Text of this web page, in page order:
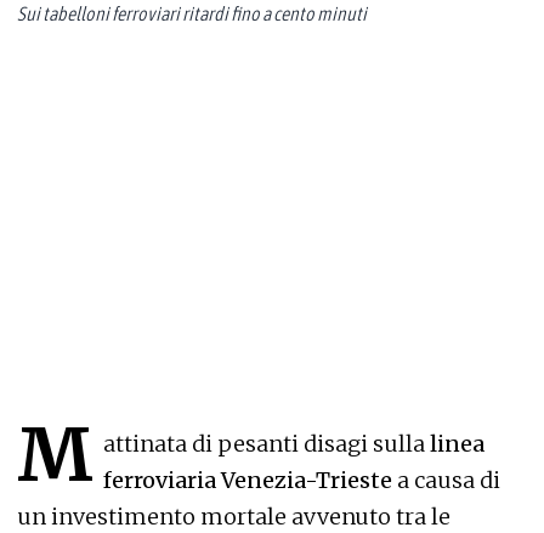
Sui tabelloni ferroviari ritardi fino a cento minuti
M attinata di pesanti disagi sulla linea
ferroviaria Venezia-Trieste a causa di
un investimento mortale avvenuto tra le